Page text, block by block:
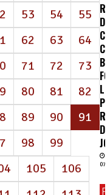
53 54
55
62 63
64
71 72
73
80 81
82
89 90 91
98
99
105
106
DA
07/